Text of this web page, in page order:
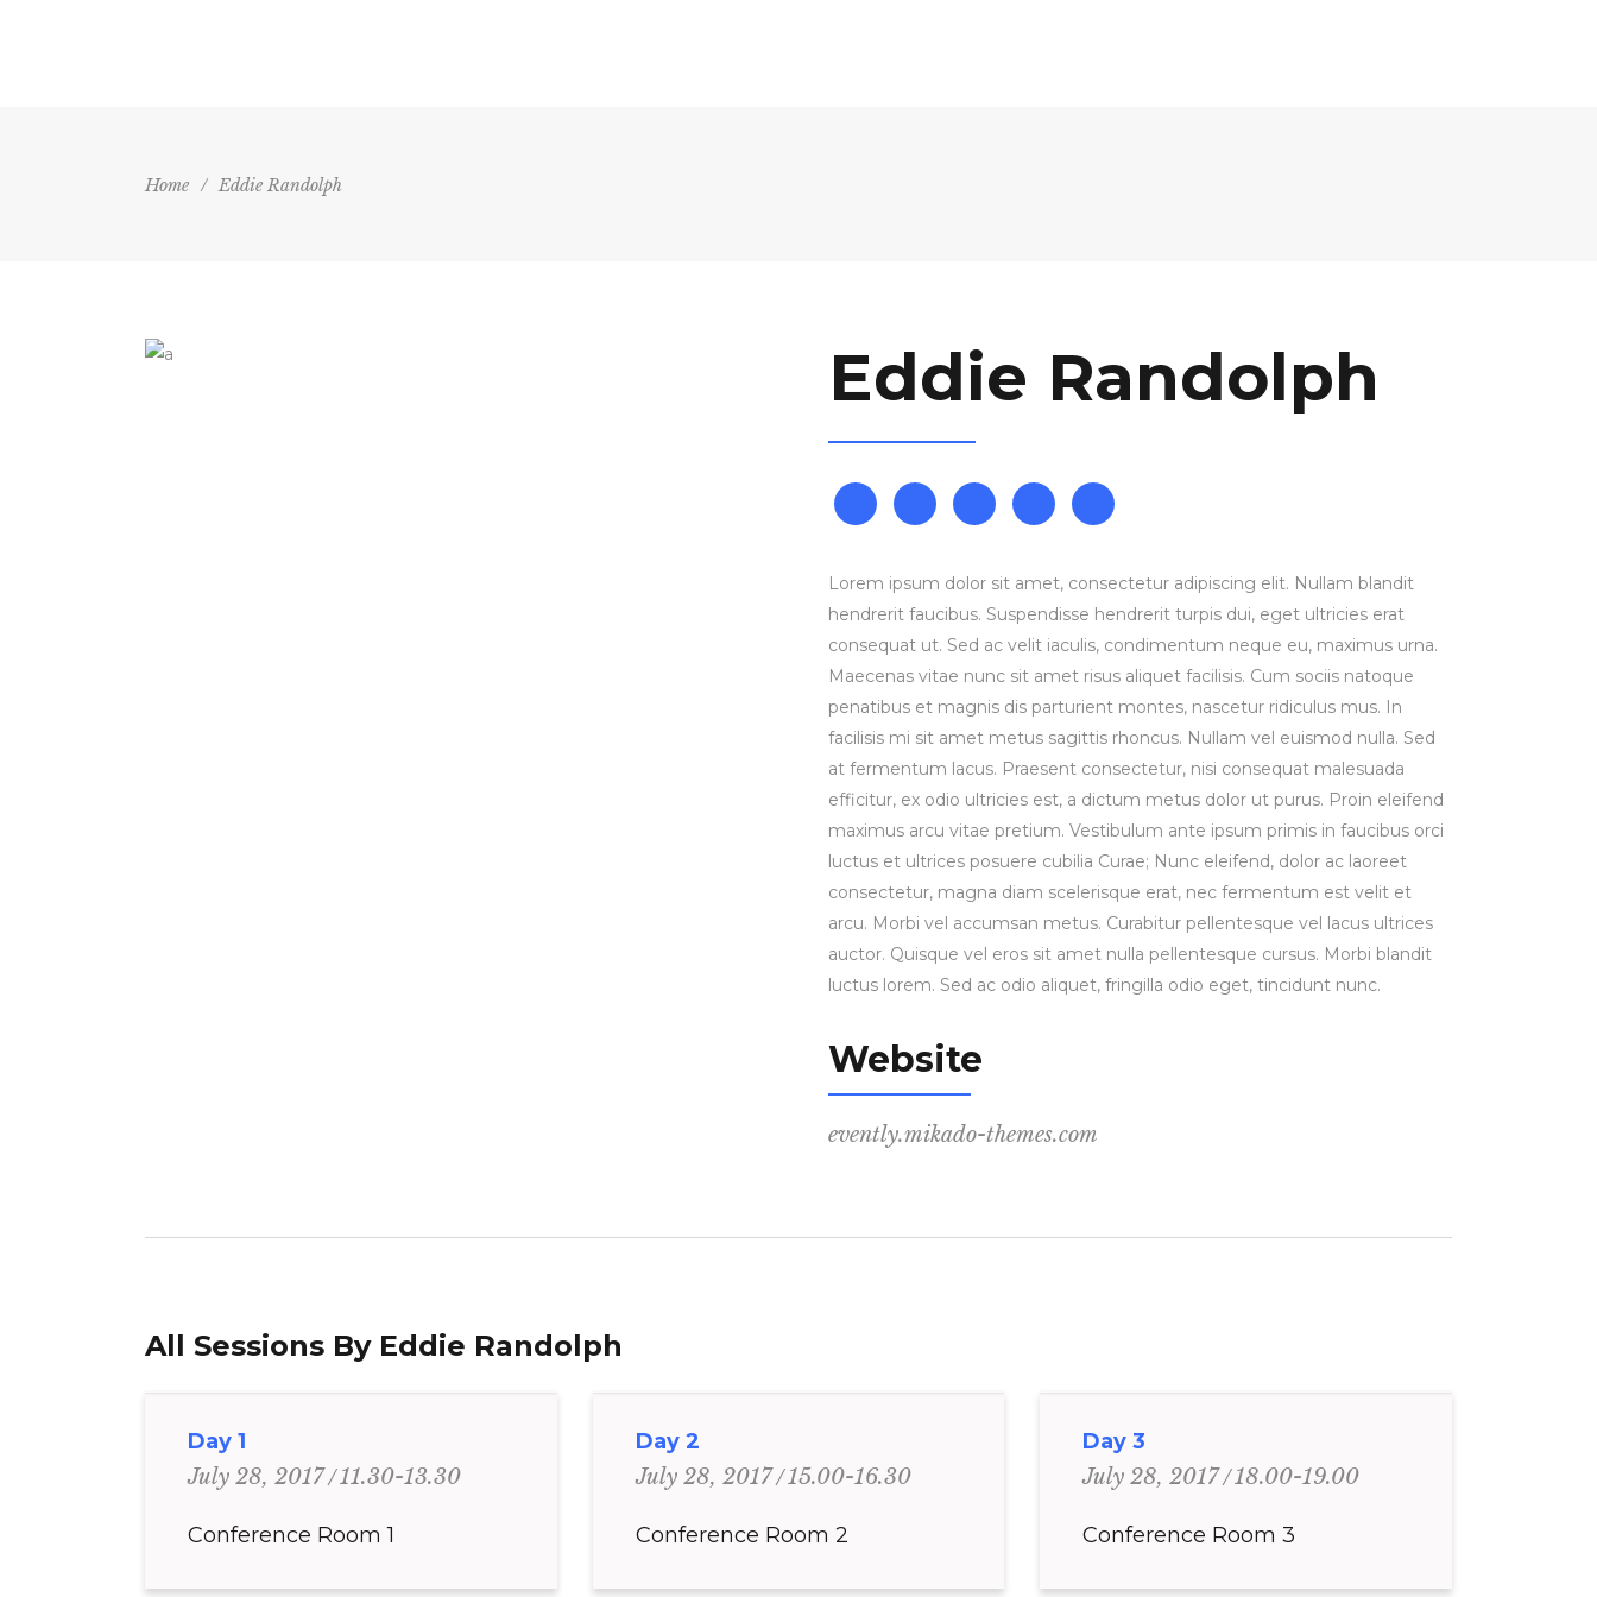
Home / Eddie Randolph
Eddie Randolph
Lorem ipsum dolor sit amet, consectetur adipiscing elit. Nullam blandit
hendrerit faucibus. Suspendisse hendrerit turpis dui, eget ultricies erat
consequat ut. Sed ac velit iaculis, condimentum neque eu, maximus urna.
Maecenas vitae nunc sit amet risus aliquet facilisis. Cum sociis natoque
penatibus et magnis dis parturient montes, nascetur ridiculus mus. In
facilisis mi sit amet metus sagittis rhoncus. Nullam vel euismod nulla. Sed
at fermentum lacus. Praesent consectetur, nisi consequat malesuada
efficitur, ex odio ultricies est, a dictum metus dolor ut purus. Proin eleifend
maximus arcu vitae pretium. Vestibulum ante ipsum primis in faucibus orci
luctus et ultrices posuere cubilia Curae; Nunc eleifend, dolor ac laoreet
consectetur, magna diam scelerisque erat, nec fermentum est velit et
arcu. Morbi vel accumsan metus. Curabitur pellentesque vel lacus ultrices
auctor. Quisque vel eros sit amet nulla pellentesque cursus. Morbi blandit
luctus lorem. Sed ac odio aliquet, fringilla odio eget, tincidunt nunc.
Website
evently.mikado-themes.com
All Sessions By Eddie Randolph
Day 1
July 28, 2017
11.30-13.30
Conference Room 1
Day 2
July 28, 2017
15.00-16.30
Conference Room 2
Day 3
July 28, 2017
18.00-19.00
Conference Room 3